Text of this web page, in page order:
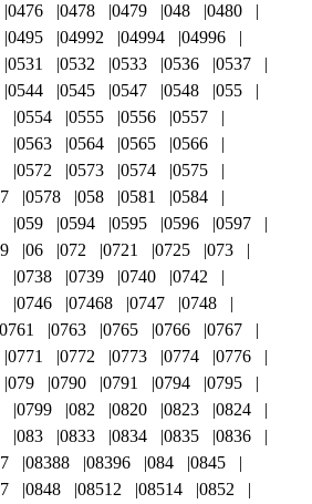
0476 0478 0479 048
0480
0495 04992 04994
04996
0531 0532 0533 0536
0537
0544 0545 0547 0548
055
0554 0555 0556
0557
0563 0564 0565
0566
0572 0573 0574
0575
0578 058 0581
0584
059 0594 0595 0596
0597
06 072 0721 0725
073
0738 0739 0740
0742
0746 07468 0747
0748
0761 0763 0765 0766
0767
0771 0772 0773 0774
0776
079 0790 0791 0794
0795
0799 082 0820 0823
0824
083 0833 0834 0835
0836
08388 08396 084
0845
0848 08512 08514
0852